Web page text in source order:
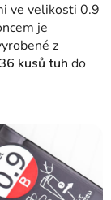
ve velikosti 0.9
je
z
36 kusů tuh do